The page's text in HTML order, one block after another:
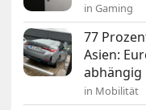
in Gaming
77
Asien:
abhängig
in Mobilität